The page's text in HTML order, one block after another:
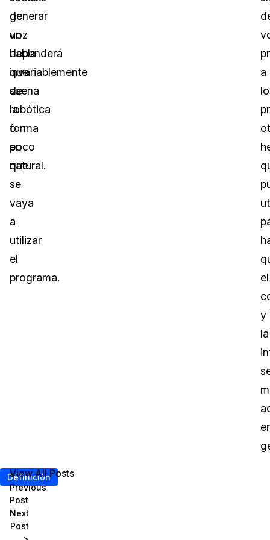
generar
un
habla
que
suena
robótica
o
poco
natural.
de
voz
dependerá
invariablemente
de
la
forma
en
que
se
vaya
a
utilizar
el
programa.
a
el
y
la
Definición
<
Previous
Post
Next
Post
View All Posts